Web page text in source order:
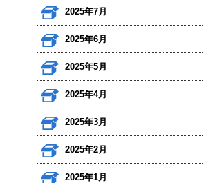
2025年7月
2025年6月
2025年5月
2025年4月
2025年3月
2025年2月
2025年1月